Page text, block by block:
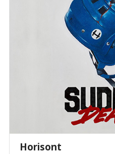
Horisont